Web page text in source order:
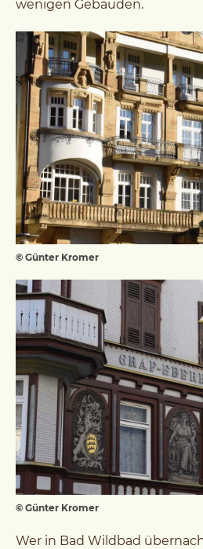
wenigen Gebäuden.
© Günter Kromer
© Günter Kromer
Wer in Bad Wildbad